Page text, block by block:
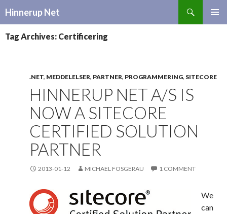
Hinnerup Net
CONTENT
Tag Archives: Certificering
.NET, MEDDELELSER, PARTNER, PROGRAMMERING, SITECORE
HINNERUP NET A/S IS
NOW A SITECORE
CERTIFIED SOLUTION
PARTNER
2013-01-12 MICHAEL FOSGERAU 1 COMMENT
We
can